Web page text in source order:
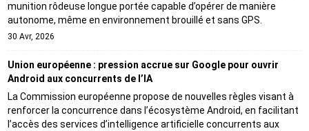
munition rôdeuse longue portée capable d’opérer de manière
autonome, même en environnement brouillé et sans GPS.
30 Avr, 2026
Union européenne : pression accrue sur Google pour ouvrir
Android aux concurrents de l’IA
La Commission européenne propose de nouvelles règles visant à
renforcer la concurrence dans l’écosystème Android, en facilitant
l’accès des services d’intelligence artificielle concurrents aux